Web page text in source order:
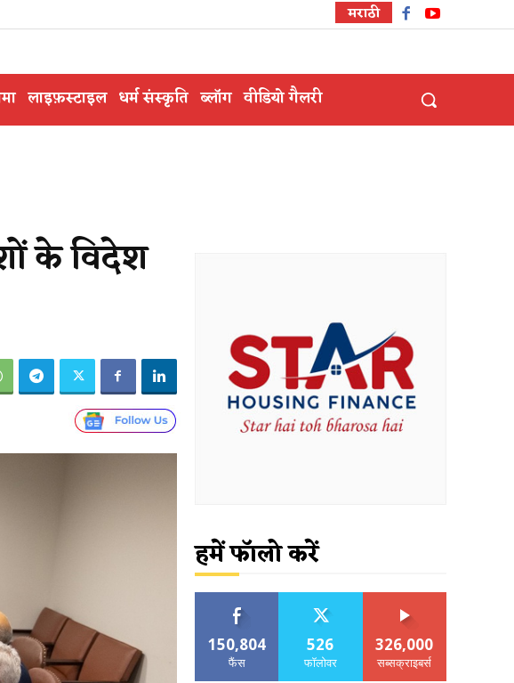
मराठी
लाइफ़स्टाइल धर्म संस्कृति ब्लॉग वीडियो गैलरी
के विदेश
हमें फॉलो करें
150,804
फैंस
526
फॉलोवर
326,000
सब्सक्राइबर्स